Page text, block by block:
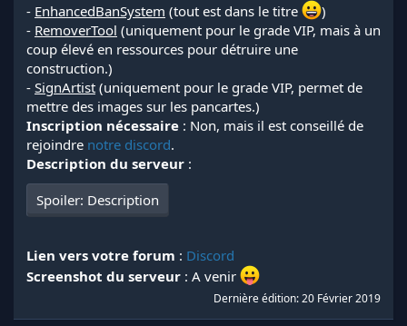
- EnhancedBanSystem (tout est dans le titre
)
- RemoverTool (uniquement pour le grade VIP, mais à un
coup élevé en ressources pour détruire une
construction.)
- SignArtist (uniquement pour le grade VIP, permet de
mettre des images sur les pancartes.)
Inscription nécessaire : Non, mais il est conseillé de
rejoindre notre discord.
Description du serveur :
Spoiler: Description
Lien vers votre forum : Discord
Screenshot du serveur : A venir
Dernière édition:20 Février 2019